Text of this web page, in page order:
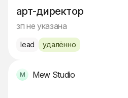
арт-директор
зп не указана
lead удалённо
Mew Studio